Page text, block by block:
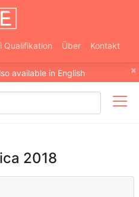
Qualifikation Über Kontakt
×
available in English
2018